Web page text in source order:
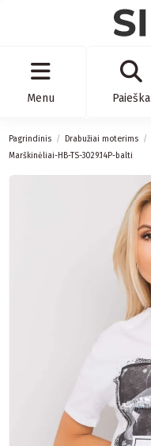
Menu Paieška
Pagrindinis Drabužiai moterims
Marškinėliai-HB-TS-3029.14P-balti